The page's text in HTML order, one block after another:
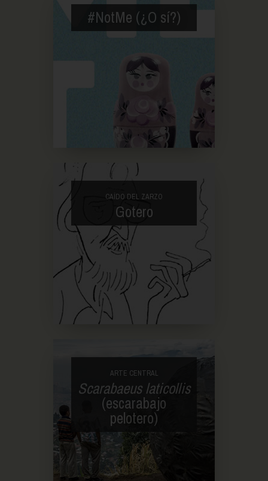
#NotMe (¿O sí?)
CAÍDO DEL ZARZO
Gotero
ARTE CENTRAL
Scarabaeus laticollis
(escarabajo
pelotero)